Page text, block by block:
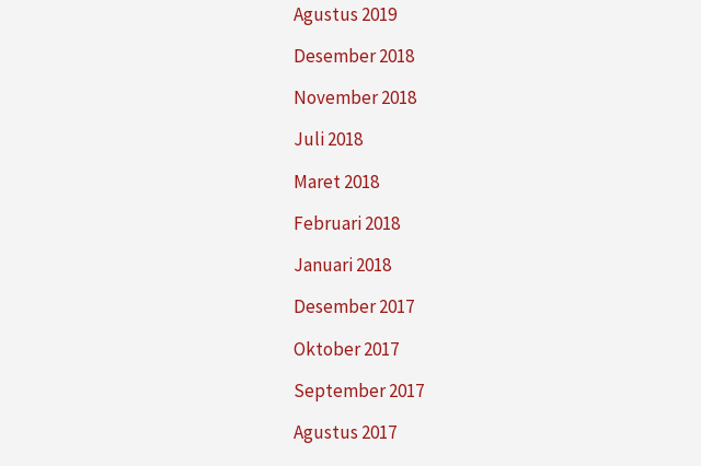
Agustus 2019
Desember 2018
November 2018
Juli 2018
Maret 2018
Februari 2018
Januari 2018
Desember 2017
Oktober 2017
September 2017
Agustus 2017